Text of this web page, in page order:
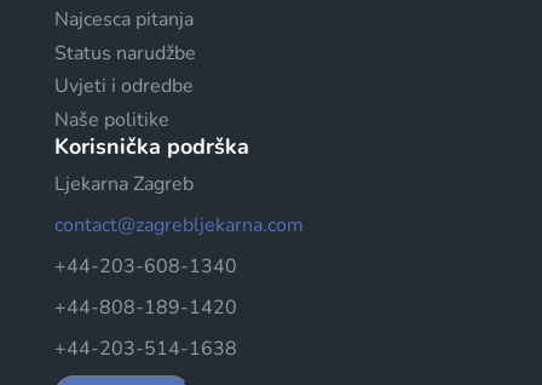
Najcesca pitanja
Status narudžbe
Uvjeti i odredbe
Naše politike
Korisnička podrška
Ljekarna Zagreb
contact@zagrebljekarna.com
+44-203-608-1340
+44-808-189-1420
+44-203-514-1638